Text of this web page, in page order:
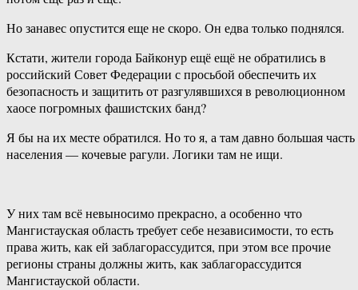
Но занавес опустится еще не скоро. Он едва только поднялся.
Кстати, жители города Байконур ещё ещё не обратились в
российский Совет Федерации с просьбой обеспечить их
безопасность и защитить от разгулявшихся в революционном
хаосе погромных фашистских банд?
Я бы на их месте обратился. Но то я, а там давно большая часть
населения — кочевые рагули. Логики там не ищи.
У них там всё невыносимо прекрасно, а особенно что
Мангистауская область требует себе независимости, то есть
права жить, как ей заблагорассудится, при этом все прочие
регионы страны должны жить, как заблагорассудится
Мангистауской области.